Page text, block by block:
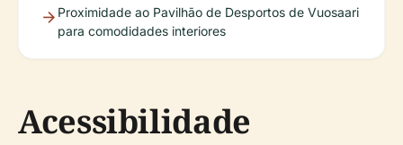
Proximidade ao Pavilhão de Desportos de Vuosaari
para comodidades interiores
Acessibilidade